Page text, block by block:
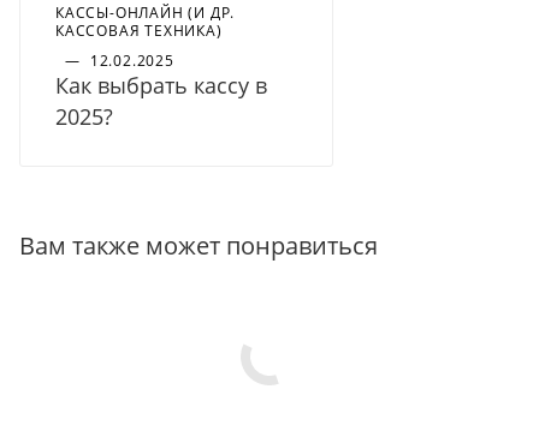
КАССЫ-ОНЛАЙН (И ДР.
КАССОВАЯ ТЕХНИКА)
— 12.02.2025
Как выбрать кассу в
2025?
Вам также может понравиться